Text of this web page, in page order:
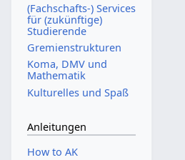
(Fachschafts-) Services
für (zukünftige)
Studierende
Gremienstrukturen
Koma, DMV und
Mathematik
Kulturelles und Spaß
Anleitungen
How to AK